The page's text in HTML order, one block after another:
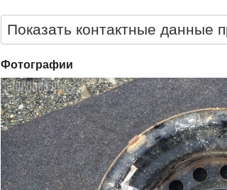
Показать контактные данные
Фотографии